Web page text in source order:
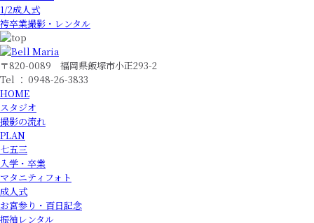
1/2成人式
袴卒業撮影・レンタル
〒820-0089 福岡県飯塚市小正293-2
Tel ： 0948-26-3833
HOME
スタジオ
撮影の流れ
PLAN
七五三
入学・卒業
マタニティフォト
成人式
お宮参り・百日記念
振袖レンタル